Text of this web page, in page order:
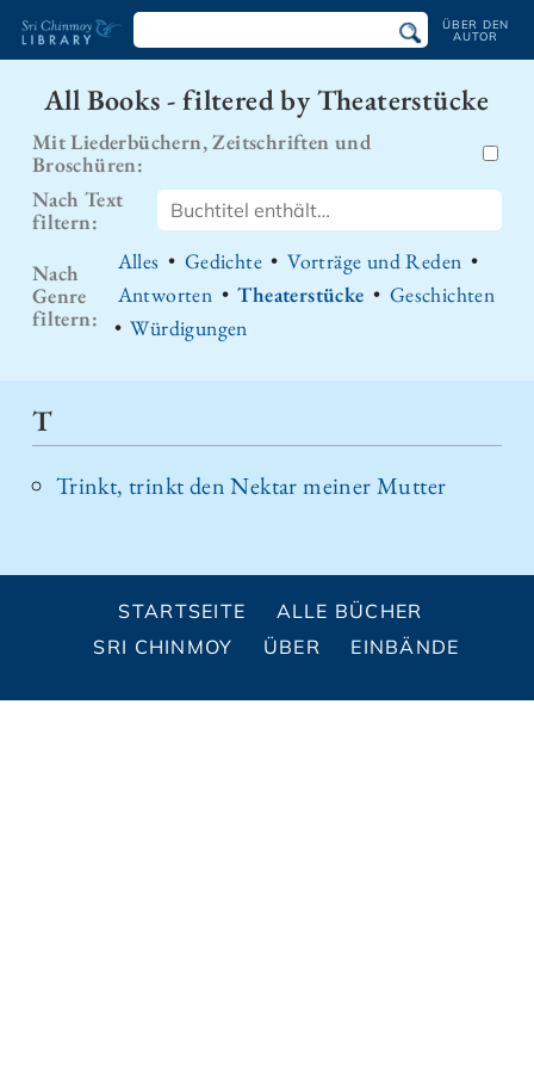
Sri
Chinmoy
Bibliothek
ÜBER DEN
AUTOR
All Books - filtered by Theaterstücke
Mit Liederbüchern, Zeitschriften und
Broschüren:
Nach Text
filtern:
Nach
Genre
filtern:
Alles • Gedichte • Vorträge und Reden •
Antworten • Theaterstücke • Geschichten
• Würdigungen
T
Trinkt, trinkt den Nektar meiner Mutter
STARTSEITE
ALLE BÜCHER
SRI CHINMOY
ÜBER EINBÄNDE